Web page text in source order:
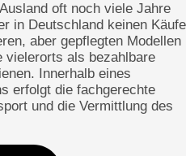
oft noch viele Jahre
in Deutschland keinen
aber gepflegten Modellen
vielerorts als bezahlbare
Innerhalb eines
erfolgt die fachgerechte
und die Vermittlung des